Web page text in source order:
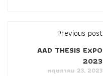
Previous post
AAD THESIS EXPO
2023
พฤษภาคม 23, 2023